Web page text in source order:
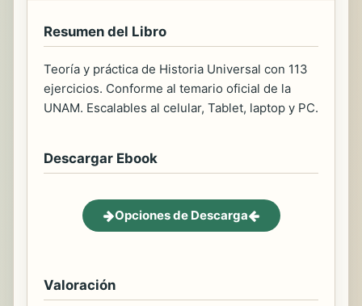
Resumen del Libro
Teoría y práctica de Historia Universal con 113
ejercicios. Conforme al temario oficial de la
UNAM. Escalables al celular, Tablet, laptop y PC.
Descargar Ebook
Opciones de Descarga
Valoración